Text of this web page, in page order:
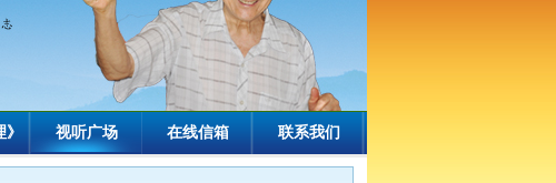
视听广场 在线信箱 联系我们